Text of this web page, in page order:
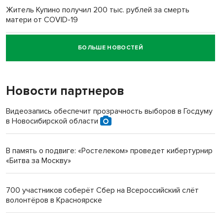
Житель Купино получил 200 тыс. рублей за смерть
матери от COVID-19
Новосибирский суд наказал водителя за смерть
пенсионерки на вокзале
«Мы живём на пастбище!»: в новосибирском селе лошади
терроризируют жителей
Инвалид получил условный срок за избиение врачей
Новосибирский преподаватель с женой вошли в топ-16
Обновлённое отделение ВТБ открылось в Искитиме
БОЛЬШЕ НОВОСТЕЙ
Новости партнеров
Видеозапись обеспечит прозрачность выборов в Госдуму
в Новосибирской области
В память о подвиге: «Ростелеком» проведет кибертурнир
«Битва за Москву»
700 участников соберёт Сбер на Всероссийский слёт
волонтёров в Красноярске